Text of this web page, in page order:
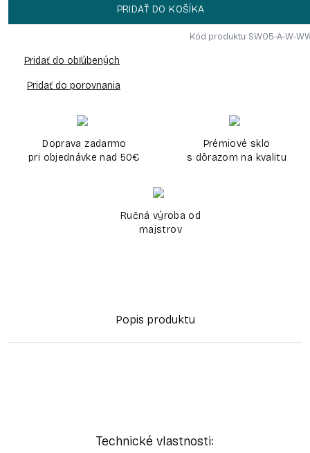
PRIDAŤ DO KOŠÍKA
Kód produktu: SW05-A-W-
Pridať do obľúbených
Pridať do porovnania
Doprava zadarmo
pri objednávke nad 50€
Prémiové sklo
s dôrazom na kvalitu
Ručná výroba od
majstrov
Popis produktu
Technické vlastnosti: